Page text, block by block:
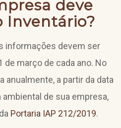
deve
Inventário?
informações devem ser
de março de cada ano. No
anualmente, a partir da data
de sua empresa,
Portaria IAP 212/2019.